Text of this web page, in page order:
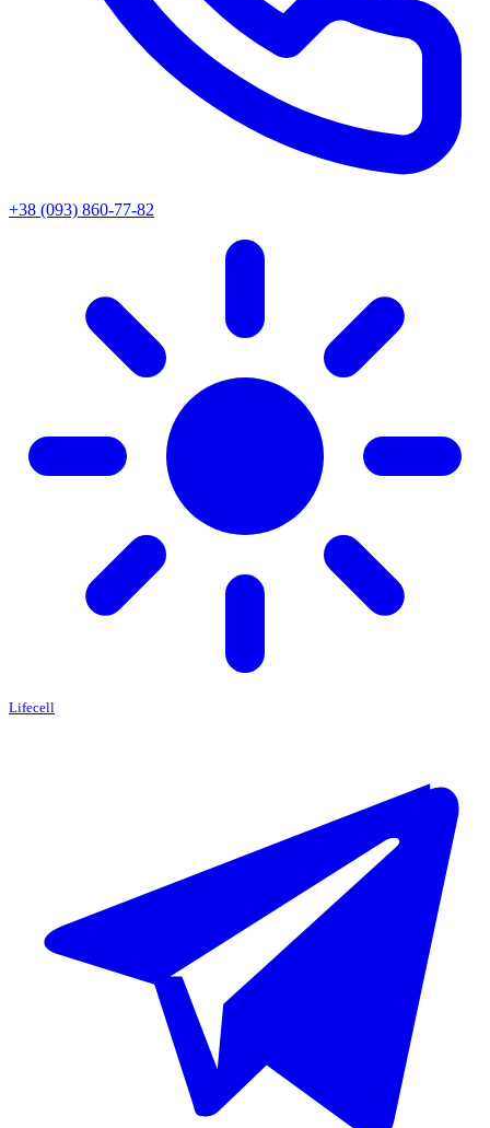
+38 (093) 860-77-82
Lifecell